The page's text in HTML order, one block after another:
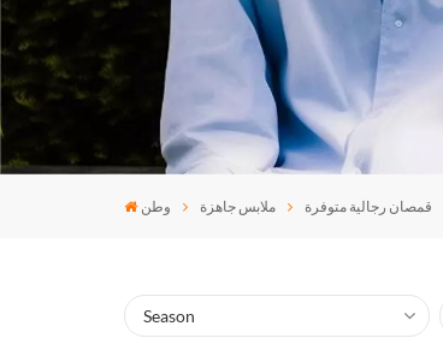
وطن ملابس جاهزة قمصان رجالية متوفرة